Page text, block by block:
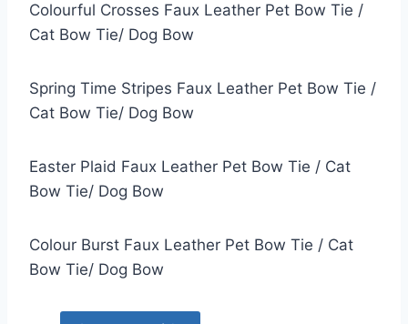
Colourful Crosses Faux Leather Pet Bow Tie /
Cat Bow Tie/ Dog Bow
Spring Time Stripes Faux Leather Pet Bow Tie /
Cat Bow Tie/ Dog Bow
Easter Plaid Faux Leather Pet Bow Tie / Cat
Bow Tie/ Dog Bow
Colour Burst Faux Leather Pet Bow Tie / Cat
Bow Tie/ Dog Bow